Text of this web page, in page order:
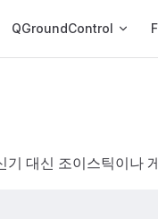
QGroundControl
기 대신 조이스틱이나